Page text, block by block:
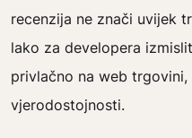
recenzija ne znači uvijek
lako za developera
privlačno na web
vjerodostojnosti.